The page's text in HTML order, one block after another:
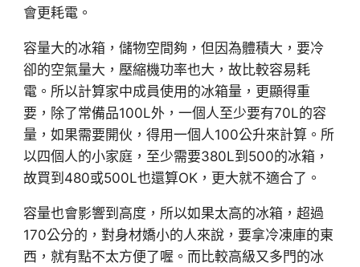
會更耗電。
容量大的冰箱，儲物空間夠，但因為體積大，要冷
卻的空氣量大，壓縮機功率也大，故比較容易耗
電。所以計算家中成員使用的冰箱量，更顯得重
要，除了常備品100L外，一個人至少要有70L的容
量，如果需要開伙，得用一個人100公升來計算。所
以四個人的小家庭，至少需要380L到500的冰箱，
故買到480或500L也還算OK，更大就不適合了。
容量也會影響到高度，所以如果太高的冰箱，超過
170公分的，對身材嬌小的人來說，要拿冷凍庫的東
西，就有點不太方便了喔。而比較高級又多門的冰